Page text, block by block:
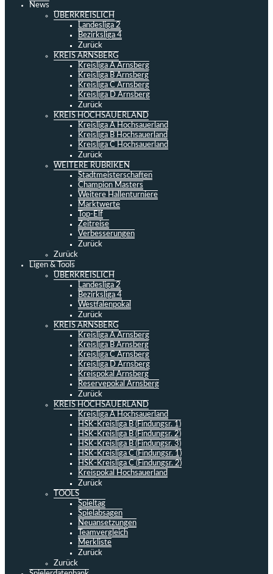
News
ÜBERKREISLICH
Landesliga 2
Bezirksliga 4
Zurück
KREIS ARNSBERG
Kreisliga A Arnsberg
Kreisliga B Arnsberg
Kreisliga C Arnsberg
Kreisliga D Arnsberg
Zurück
KREIS HOCHSAUERLAND
Kreisliga A Hochsauerland
Kreisliga B Hochsauerland
Kreisliga C Hochsauerland
Zurück
WEITERE RUBRIKEN
Stadtmeisterschaften
Champion Masters
Weitere Hallenturniere
Marktwerte
Top-Elf
Zeitreise
Verbesserungen
Zurück
Zurück
Ligen & Tools
ÜBERKREISLICH
Landesliga 2
Bezirksliga 4
Westfalenpokal
Zurück
KREIS ARNSBERG
Kreisliga A Arnsberg
Kreisliga B Arnsberg
Kreisliga C Arnsberg
Kreisliga D Arnsberg
Kreispokal Arnsberg
Reservepokal Arnsberg
Zurück
KREIS HOCHSAUERLAND
Kreisliga A Hochsauerland
HSK-Kreisliga B (Findungsr. 1)
HSK-Kreisliga B (Findungsr. 2)
HSK-Kreisliga B (Findungsr. 3)
HSK-Kreisliga C (Findungsr. 1)
HSK-Kreisliga C (Findungsr. 2)
Kreispokal Hochsauerland
Zurück
TOOLS
Spieltag
Spielabsagen
Neuansetzungen
Teamvergleich
Merkliste
Zurück
Zurück